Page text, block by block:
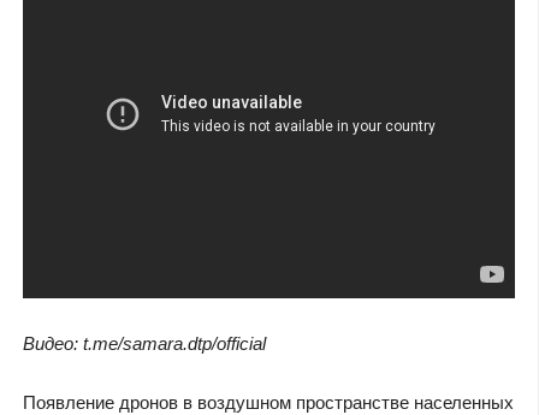
Видео: t.me/samara.dtp/official
Появление дронов в воздушном пространстве населенных